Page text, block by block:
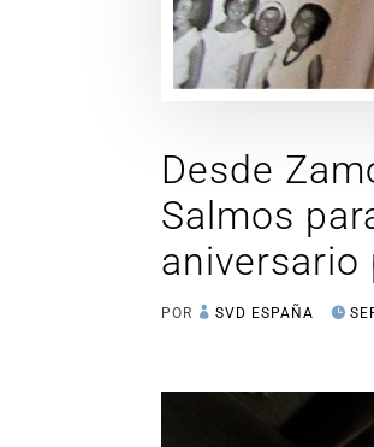
Desde
Salmos
aniversario
POR SVD ESPAÑA